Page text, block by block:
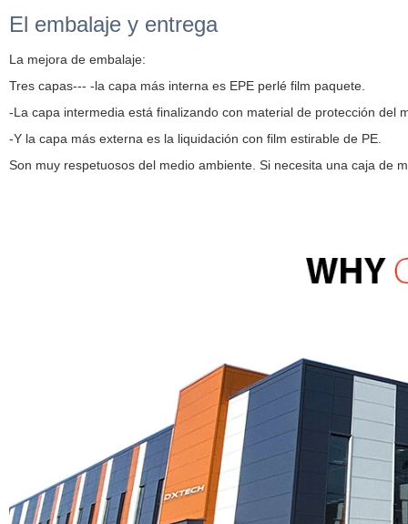
El embalaje y entrega
La mejora de embalaje:
Tres capas--- -la capa más interna es EPE perlé film paquete.
-La capa intermedia está finalizando con material de protección del
-Y la capa más externa es la liquidación con film estirable de PE.
Son muy respetuosos del medio ambiente. Si necesita una caja de